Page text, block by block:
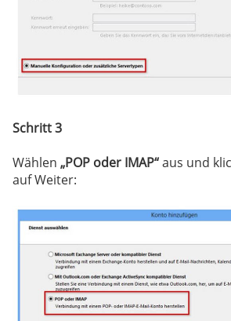
Schritt 3
Wählen„POP oder IMAP“aus und
auf Weiter: